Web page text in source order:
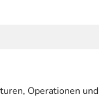
Operationen und